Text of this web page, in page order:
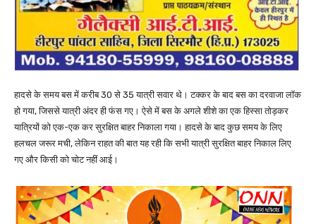
हादसे के समय बस में करीब 30 से 35 यात्री सवार थे। टक्कर के बाद बस का दरवाजा लॉक
हो गया, जिससे यात्री अंदर ही फंस गए। ऐसे में बस के अगले शीशे का एक हिस्सा तोड़कर
यात्रियों को एक-एक कर सुरक्षित बाहर निकाला गया। हादसे के बाद कुछ समय के लिए
हलचल जरूर मची, लेकिन राहत की बात यह रही कि सभी यात्री सुरक्षित बाहर निकाल लिए
गए और किसी को चोट नहीं आई।